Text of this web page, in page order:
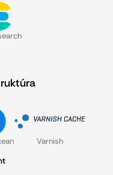
Varnish